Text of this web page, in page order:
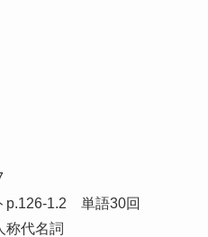
p.126-1.2 単語30回
称代名詞